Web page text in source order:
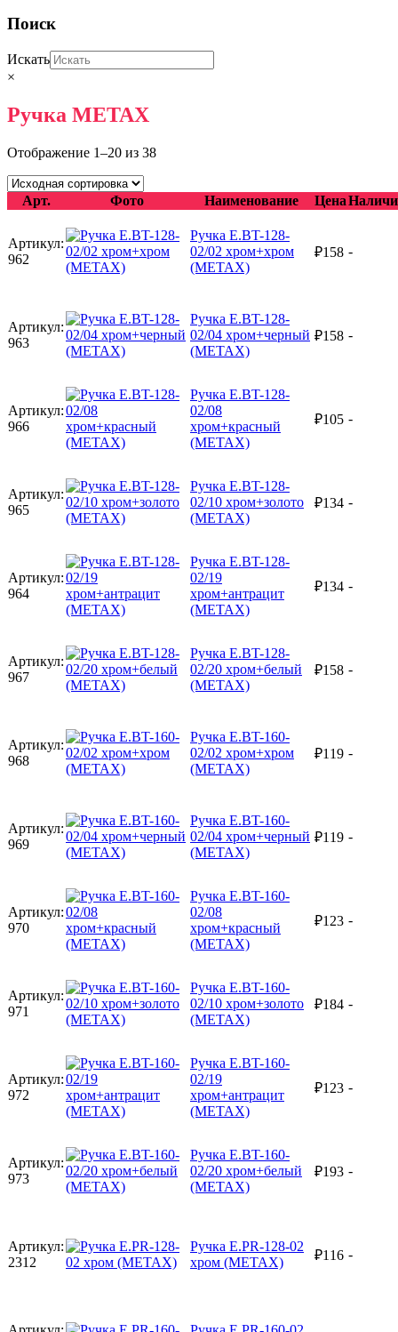
Поиск
Искать
×
Ручка METAX
Отображение 1–20 из 38
Арт. Фото Наименование Цена
Артикул:
962
Ручка E.BT-128-
02/02 хром+хром
(METAX)
₽158 -
Артикул:
963
Ручка E.BT-128-
02/04 хром+черный
(METAX)
₽158 -
Артикул:
966
Ручка E.BT-128-
02/08
хром+красный
(METAX)
₽105 -
Артикул:
965
Ручка E.BT-128-
02/10 хром+золото
(METAX)
₽134 -
Артикул:
964
Ручка E.BT-128-
02/19
хром+антрацит
(METAX)
₽134 -
Артикул:
967
Ручка E.BT-128-
02/20 хром+белый
(METAX)
₽158 -
Артикул:
968
Ручка E.BT-160-
02/02 хром+хром
(METAX)
₽119 -
Артикул:
969
Ручка E.BT-160-
02/04 хром+черный
(METAX)
₽119 -
Артикул:
970
Ручка E.BT-160-
02/08
хром+красный
(METAX)
₽123 -
Артикул:
971
Ручка E.BT-160-
02/10 хром+золото
(METAX)
₽184 -
Артикул:
972
Ручка E.BT-160-
02/19
хром+антрацит
(METAX)
₽123 -
Артикул:
973
Ручка E.BT-160-
02/20 хром+белый
(METAX)
₽193 -
Артикул:
2312
Ручка E.PR-128-02
хром (METAX)
₽116 -